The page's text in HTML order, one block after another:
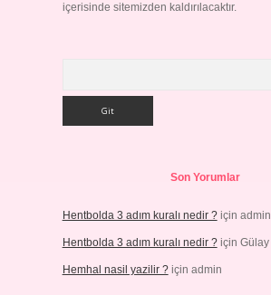
içerisinde sitemizden kaldırılacaktır.
Son Yorumlar
Hentbolda 3 adım kuralı nedir ?için admin
Hentbolda 3 adım kuralı nedir ?için Gülay
Hemhal nasil yazilir ?için admin